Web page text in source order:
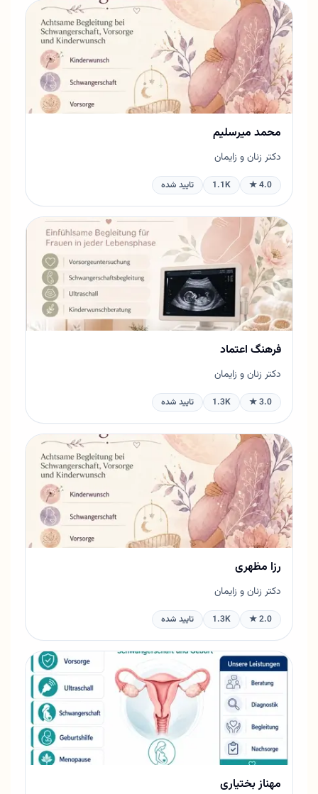
محمد میرسلیم
دکتر زنان و زایمان
4.0 ★
1.1K تایید شده
فرهنگ اعتماد
دکتر زنان و زایمان
3.0 ★
1.3K تایید شده
رزا مظهری
دکتر زنان و زایمان
2.0 ★
1.3K تایید شده
مهناز بختیاری